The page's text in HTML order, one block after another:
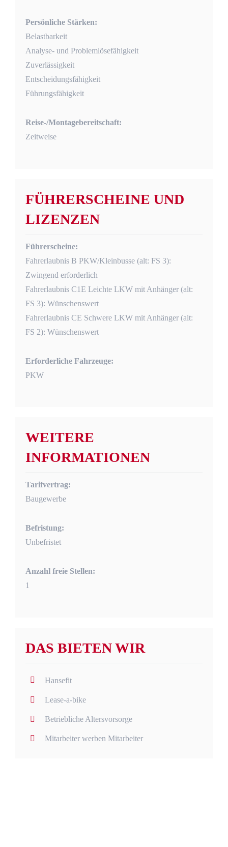
Persönliche Stärken:
Belastbarkeit
Analyse- und Problemlösefähigkeit
Zuverlässigkeit
Entscheidungsfähigkeit
Führungsfähigkeit
Reise-/Montagebereitschaft:
Zeitweise
FÜHRERSCHEINE UND
LIZENZEN
Führerscheine:
Fahrerlaubnis B PKW/Kleinbusse (alt: FS 3):
Zwingend erforderlich
Fahrerlaubnis C1E Leichte LKW mit Anhänger (alt:
FS 3): Wünschenswert
Fahrerlaubnis CE Schwere LKW mit Anhänger (alt:
FS 2): Wünschenswert
Erforderliche Fahrzeuge:
PKW
WEITERE
INFORMATIONEN
Tarifvertrag:
Baugewerbe
Befristung:
Unbefristet
Anzahl freie Stellen:
1
DAS BIETEN WIR
Hansefit
Lease-a-bike
Betriebliche Altersvorsorge
Mitarbeiter werben Mitarbeiter